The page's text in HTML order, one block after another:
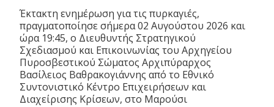
Έκτακτη ενημέρωση για τις πυρκαγιές,
πραγματοποίησε σήμερα 02 Αυγούστου 2026 και
ώρα 19:45, ο Διευθυντής Στρατηγικού
Σχεδιασμού και Επικοινωνίας του Αρχηγείου
Πυροσβεστικού Σώματος Αρχιπύραρχος
Βασίλειος Βαθρακογιάννης από το Εθνικό
Συντονιστικό Κέντρο Επιχειρήσεων και
Διαχείρισης Κρίσεων, στο Μαρούσι